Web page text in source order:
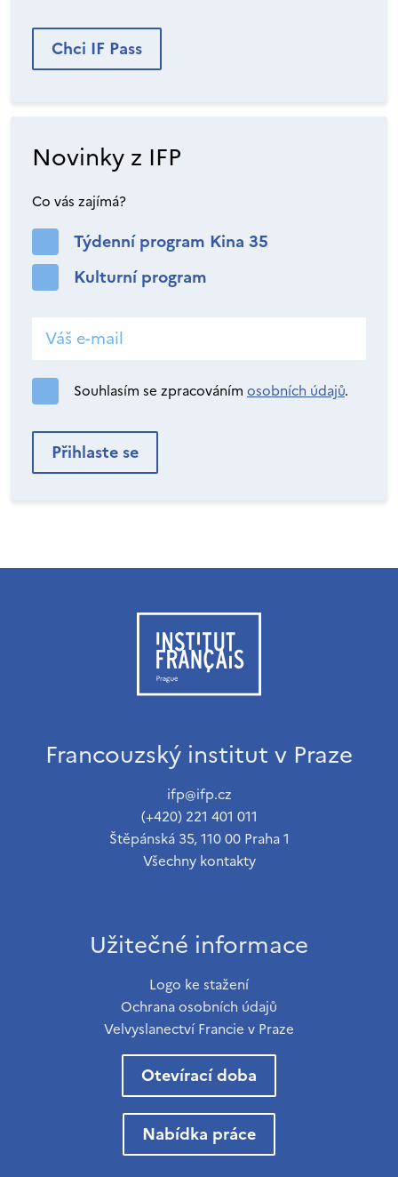
Chci IF Pass
Novinky z IFP
Co vás zajímá?
Týdenní program Kina 35
Kulturní program
Souhlasím se zpracováním osobních údajů.
Francouzský institut v Praze
ifp@ifp.cz
(+420) 221 401 011
Štěpánská 35, 110 00 Praha 1
Všechny kontakty
Užitečné informace
Logo ke stažení
Ochrana osobních údajů
Velvyslanectví Francie v Praze
Otevírací doba
Nabídka práce